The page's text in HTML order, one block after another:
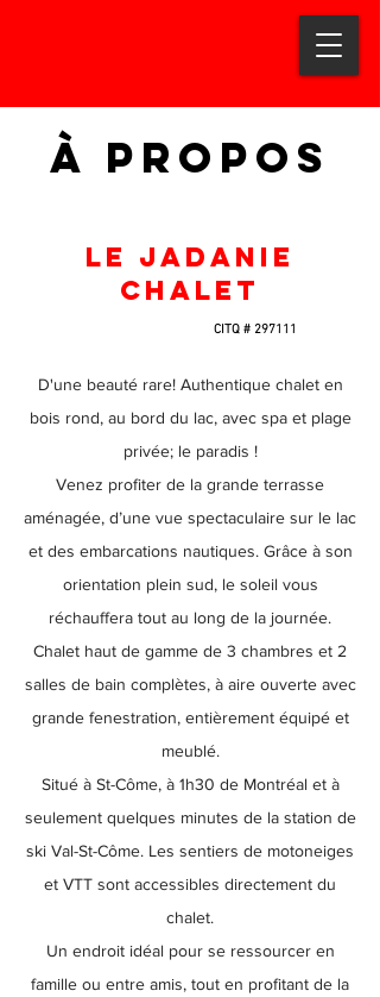
à PROPOS
CITQ # 297111
Le Jadanie
chalet
D'une beauté rare! Authentique chalet en
bois rond, au bord du lac, avec spa et plage
privée; le paradis !
Venez profiter de la grande terrasse
aménagée, d’une vue spectaculaire sur le lac
et des embarcations nautiques. Grâce à son
orientation plein sud, le soleil vous
réchauffera tout au long de la journée.
Chalet haut de gamme de 3 chambres et 2
salles de bain complètes, à aire ouverte avec
grande fenestration, entièrement équipé et
meublé.
Situé à St-Côme, à 1h30 de Montréal et à
seulement quelques minutes de la station de
ski Val-St-Côme. Les sentiers de motoneiges
et VTT sont accessibles directement du
chalet.
Un endroit idéal pour se ressourcer en
famille ou entre amis, tout en profitant de la